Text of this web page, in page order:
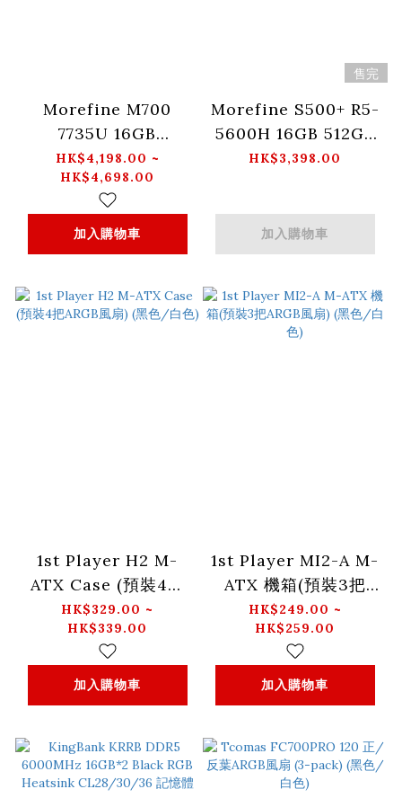
Morefine M700
7735U 16GB
512GB/1TB 迷你電腦
HK$4,198.00 ~
HK$4,698.00
加入購物車
售完
Morefine S500+ R5-
5600H 16GB 512GB
迷你電腦
HK$3,398.00
加入購物車
1st Player H2 M-
ATX Case (預裝4把
ARGB風扇) (黑色/白
色)
HK$329.00 ~
HK$339.00
加入購物車
1st Player MI2-A M-
ATX 機箱(預裝3把
ARGB風扇) (黑色/白
色)
HK$249.00 ~
HK$259.00
加入購物車